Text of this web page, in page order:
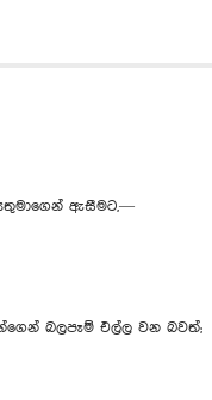
ඇසීමට,—
බලපෑම් එල්ල වන බවත්;